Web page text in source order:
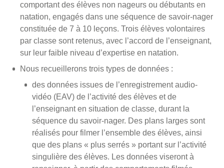
comportant des élèves non nageurs ou débutants en
natation, engagés dans une séquence de savoir-nager
constituée de 7 à 10 leçons. Trois élèves volontaires
par classe sont retenus, avec l’accord de l’enseignant,
sur leur faible niveau d’expertise en natation.
Nous recueillerons trois types de données :
des données issues de l’enregistrement audio-
vidéo (EAV) de l’activité des élèves et de
l’enseignant en situation de classe, durant la
séquence du savoir-nager. Des plans larges sont
réalisés pour filmer l’ensemble des élèves, ainsi
que des plans « plus serrés » portant sur l’activité
singulière des élèves. Les données viseront à